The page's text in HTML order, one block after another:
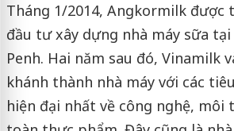
Tháng 1/2014, Angkormilk được
đầu tư xây dựng nhà máy sữa
Penh. Hai năm sau đó, Vinamilk
khánh thành nhà máy với các
hiện đại nhất về công nghệ, môi